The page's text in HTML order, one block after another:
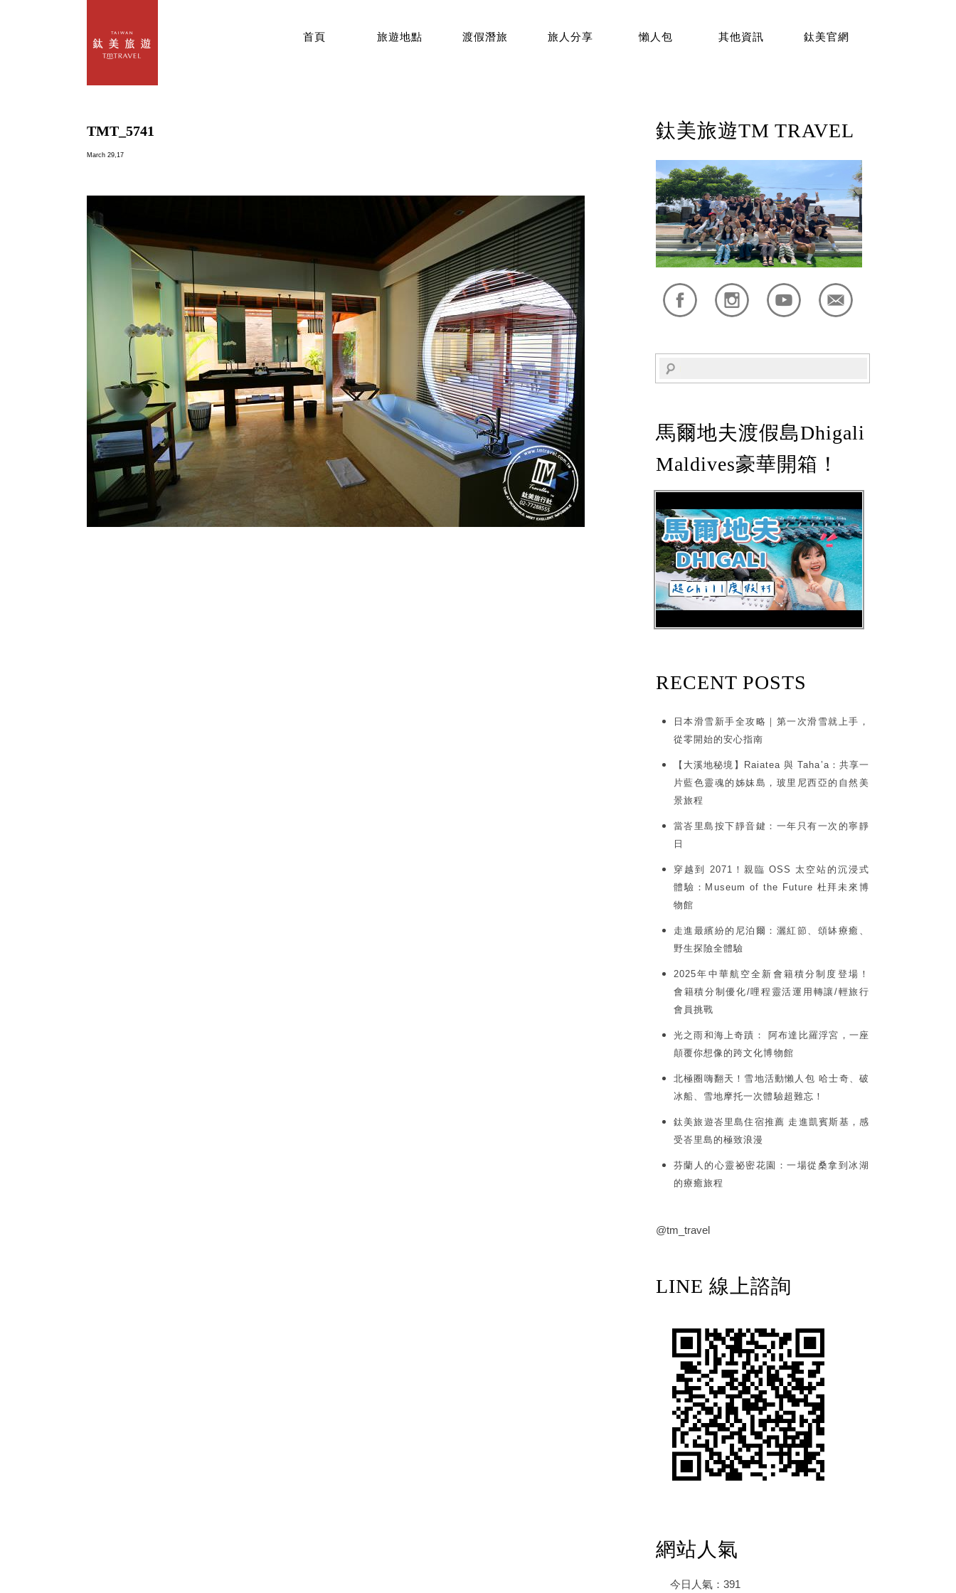
首頁 旅遊地點 渡假潛旅 旅人分享 懶人包 其他資訊 鈦美官網
TMT_5741
March 29,17
鈦美旅遊TM TRAVEL
馬爾地夫渡假島Dhigali
Maldives豪華開箱！
RECENT POSTS
日本滑雪新手全攻略｜第一次滑雪就上手，
從零開始的安心指南
【大溪地秘境】Raiatea 與 Taha’a：共享一
片藍色靈魂的姊妹島，玻里尼西亞的自然美
景旅程
當峇里島按下靜音鍵：一年只有一次的寧靜
日
穿越到 2071！親臨 OSS 太空站的沉浸式
體驗：Museum of the Future 杜拜未來博
物館
走進最繽紛的尼泊爾：灑紅節、頌缽療癒、
野生探險全體驗
2025年中華航空全新會籍積分制度登場！
會籍積分制優化/哩程靈活運用轉讓/輕旅行
會員挑戰
光之雨和海上奇蹟： 阿布達比羅浮宮，一座
顛覆你想像的跨文化博物館
北極圈嗨翻天！雪地活動懶人包 哈士奇、破
冰船、雪地摩托一次體驗超難忘！
鈦美旅遊峇里島住宿推薦 走進凱賓斯基，感
受峇里島的極致浪漫
芬蘭人的心靈祕密花園：一場從桑拿到冰湖
的療癒旅程
@tm_travel
LINE 線上諮詢
網站人氣
今日人氣： 391